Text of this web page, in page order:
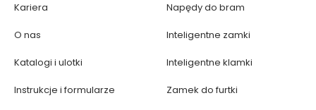
Kariera
O nas
Katalogi i ulotki
Instrukcje i formularze
Napędy do bram
Inteligentne zamki
Inteligentne klamki
Zamek do furtki